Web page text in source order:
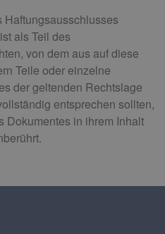
als Teil des
von dem aus auf diese
Teile oder einzelne
der geltenden Rechtslage
entsprechen sollten,
Dokumentes in ihrem Inhalt